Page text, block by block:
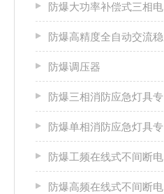
防爆大功率补偿式三相电力稳压器
防爆高精度全自动交流稳压电源
防爆调压器
防爆三相消防应急灯具专用应急电源箱
防爆单相消防应急灯具专用应急电源箱
防爆工频在线式不间断电源箱
防爆高频在线式不间断电源箱